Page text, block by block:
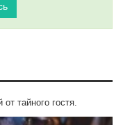
тайного гостя.